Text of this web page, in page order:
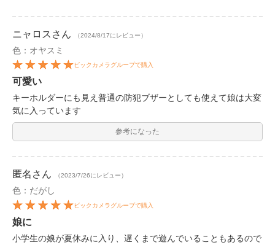
ニャロス さん （2024/8/17にレビュー）
色：オヤスミ
ビックカメラグループで購入
可愛い
キーホルダーにも見え普通の防犯ブザーとしても使えて娘は大変
気に入っています
参考になった
匿名 さん （2023/7/26にレビュー）
色：だがし
ビックカメラグループで購入
娘に
小学生の娘が夏休みに入り、遅くまで遊んでいることもあるので